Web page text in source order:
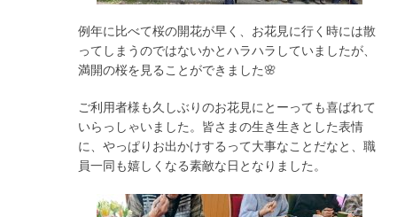
例年に比べて桜の開花が早く、お花見に行く時には散
ってしまうのではないかとハラハラしていましたが、
満開の桜を見ることができました🌸
ご利用者様も久しぶりのお花見にとーっても喜ばれて
いらっしゃいました。皆さまの生き生きとした表情
に、やっぱりお出かけするって大事なことだなと、職
員一同も嬉しくなる素敵な日となりました。